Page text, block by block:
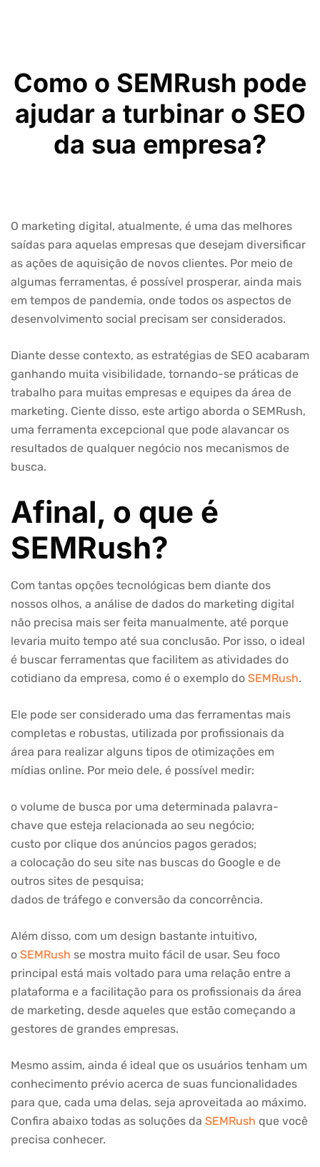
Como o SEMRush pode
ajudar a turbinar o SEO
da sua empresa?
O marketing digital, atualmente, é uma das melhores
saídas para aquelas empresas que desejam diversificar
as ações de aquisição de novos clientes. Por meio de
algumas ferramentas, é possível prosperar, ainda mais
em tempos de pandemia, onde todos os aspectos de
desenvolvimento social precisam ser considerados.
Diante desse contexto, as estratégias de SEO acabaram
ganhando muita visibilidade, tornando-se práticas de
trabalho para muitas empresas e equipes da área de
marketing. Ciente disso, este artigo aborda o SEMRush,
uma ferramenta excepcional que pode alavancar os
resultados de qualquer negócio nos mecanismos de
busca.
Afinal, o que é
SEMRush?
Com tantas opções tecnológicas bem diante dos
nossos olhos, a análise de dados do marketing digital
não precisa mais ser feita manualmente, até porque
levaria muito tempo até sua conclusão. Por isso, o ideal
é buscar ferramentas que facilitem as atividades do
cotidiano da empresa, como é o exemplo do SEMRush.
Ele pode ser considerado uma das ferramentas mais
completas e robustas, utilizada por profissionais da
área para realizar alguns tipos de otimizações em
mídias online. Por meio dele, é possível medir:
o volume de busca por uma determinada palavra-
chave que esteja relacionada ao seu negócio;
custo por clique dos anúncios pagos gerados;
a colocação do seu site nas buscas do Google e de
outros sites de pesquisa;
dados de tráfego e conversão da concorrência.
Além disso, com um design bastante intuitivo,
o SEMRush se mostra muito fácil de usar. Seu foco
principal está mais voltado para uma relação entre a
plataforma e a facilitação para os profissionais da área
de marketing, desde aqueles que estão começando a
gestores de grandes empresas.
Mesmo assim, ainda é ideal que os usuários tenham um
conhecimento prévio acerca de suas funcionalidades
para que, cada uma delas, seja aproveitada ao máximo.
Confira abaixo todas as soluções da SEMRush que você
precisa conhecer.